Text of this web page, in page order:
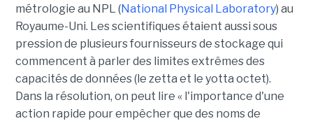
métrologie au NPL (National Physical Laboratory) au
Royaume-Uni. Les scientifiques étaient aussi sous
pression de plusieurs fournisseurs de stockage qui
commencent à parler des limites extrêmes des
capacités de données (le zetta et le yotta octet).
Dans la résolution, on peut lire « l'importance d'une
action rapide pour empêcher que des noms de